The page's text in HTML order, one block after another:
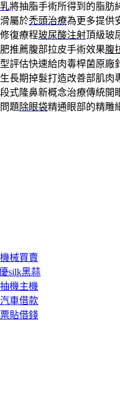
將抽脂手術所得到的脂肪
屬於禿頭治療為更多提供
復療程玻尿酸注射頂級玻
推薦腹部拉皮手術效果腹
評估快速給肉毒桿菌原廠
長期掉髮打造改善部肌肉
式隆鼻新概念治療傳統開
題除眼袋精通眼部的精雕
械買賣
silk黑蒜
機主機
車借款
貼借錢